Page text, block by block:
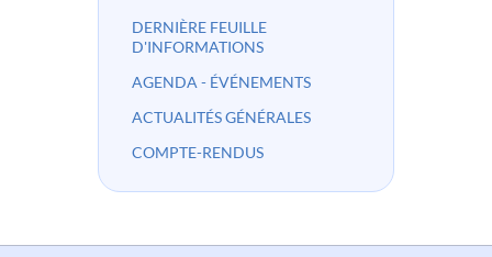
DERNIÈRE FEUILLE
D'INFORMATIONS
AGENDA - ÉVÉNEMENTS
ACTUALITÉS GÉNÉRALES
COMPTE-RENDUS